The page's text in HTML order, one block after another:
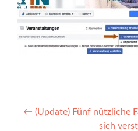
Post
← (Update) Fünf nützliche
sich